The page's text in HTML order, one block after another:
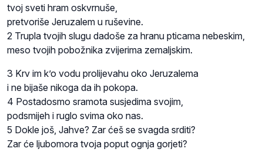
tvoj sveti hram oskvrnuše,
pretvoriše Jeruzalem u ruševine.
2 Trupla tvojih slugu dadoše za hranu pticama nebeskim,
meso tvojih pobožnika zvijerima zemaljskim.
3 Krv im k’o vodu prolijevahu oko Jeruzalema
i ne bijaše nikoga da ih pokopa.
4 Postadosmo sramota susjedima svojim,
podsmijeh i ruglo svima oko nas.
5 Dokle još, Jahve? Zar ćeš se svagda srditi?
Zar će ljubomora tvoja poput ognja gorjeti?